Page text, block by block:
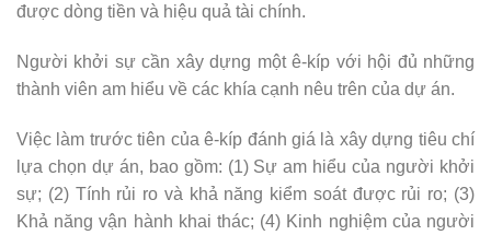
được dòng tiền và hiệu quả tài chính.
Người khởi sự cần xây dựng một ê-kíp với hội đủ những
thành viên am hiểu về các khía cạnh nêu trên của dự án.
Việc làm trước tiên của ê-kíp đánh giá là xây dựng tiêu chí
lựa chọn dự án, bao gồm: (1) Sự am hiểu của người khởi
sự; (2) Tính rủi ro và khả năng kiểm soát được rủi ro; (3)
Khả năng vận hành khai thác; (4) Kinh nghiệm của người